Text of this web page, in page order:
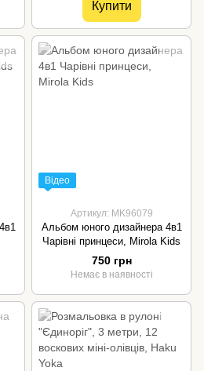
Купити
Відео
Артикул: MK96079
Альбом юного дизайнера 4в1
Чарівні принцеси, Mirola Kids
750 грн
Немає в наявності